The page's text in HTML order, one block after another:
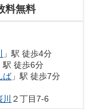
料無料
」駅 徒歩4分
駅 徒歩6分
ば」駅 徒歩7分
２丁目7-6